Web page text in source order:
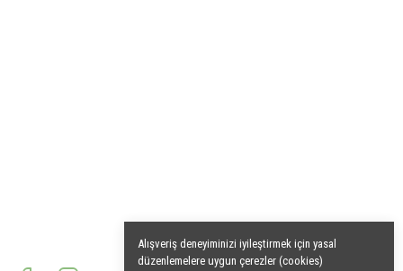
Alışveriş deneyiminizi iyileştirmek için yasal
düzenlemelere uygun çerezler (cookies)